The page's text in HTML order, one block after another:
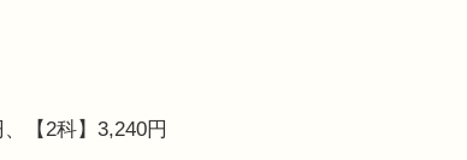
【2科】3,240円